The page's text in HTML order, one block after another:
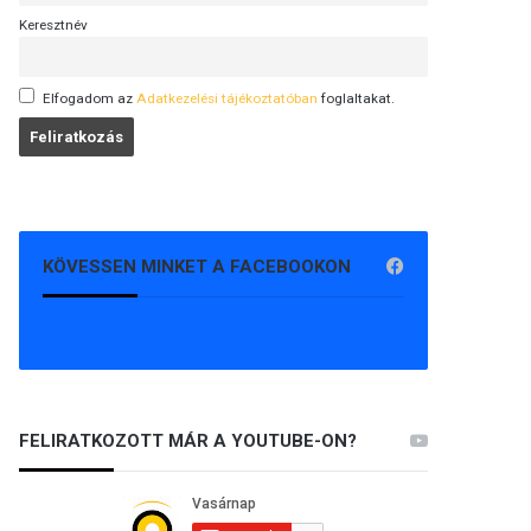
Keresztnév
Elfogadom az Adatkezelési tájékoztatóban foglaltakat.
KÖVESSEN MINKET A FACEBOOKON
FELIRATKOZOTT MÁR A YOUTUBE-ON?